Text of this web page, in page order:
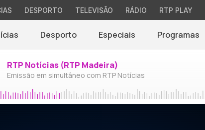
DESPORTO TELEVISÃO RÁDIO RTP PLAY
Desporto Especiais Programas
RTP Notícias (RTP Madeira)
Emissão em simultâneo com RTP Notícias